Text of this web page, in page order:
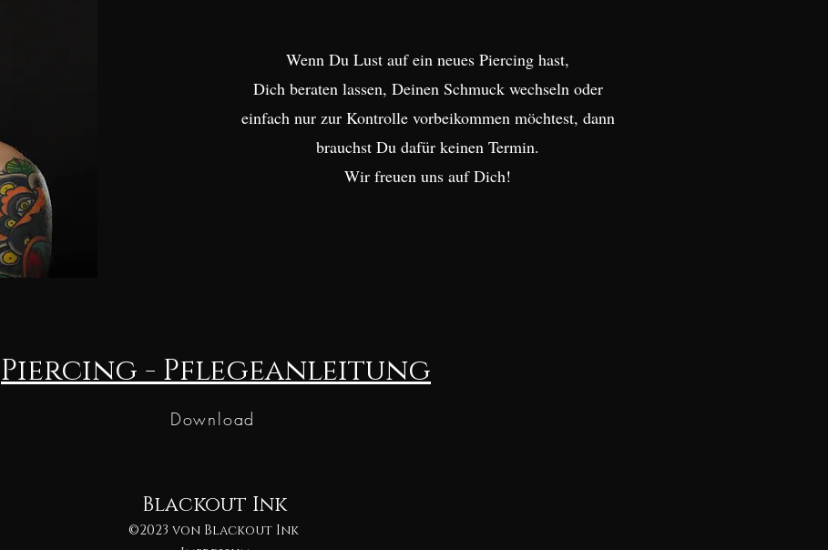
Wenn Du Lust auf ein neues Piercing hast,
Dich beraten lassen, Deinen Schmuck wechseln oder
einfach nur zur Kontrolle vorbeikommen möchtest, dann
brauchst Du dafür keinen Termin.
Wir freuen uns auf Dich!
Piercing - Pflegeanleitung
Download
Blackout Ink
©2023 von Blackout Ink